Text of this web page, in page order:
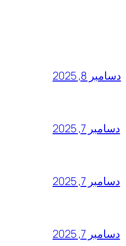
دسامبر 8, 2025
دسامبر 7, 2025
دسامبر 7, 2025
دسامبر 7, 2025